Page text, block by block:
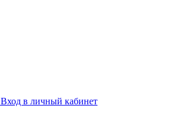
Вход в личный кабинет